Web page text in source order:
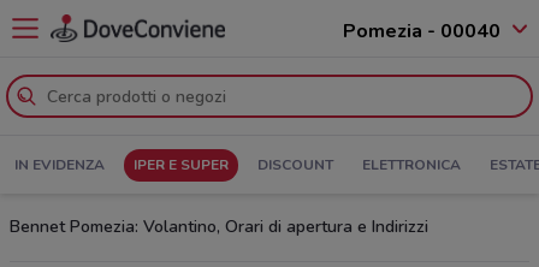
Pomezia - 00040
IN EVIDENZA IPER E SUPER DISCOUNT ELETTRONICA
Bennet Pomezia: Volantino, Orari di apertura e Indirizzi